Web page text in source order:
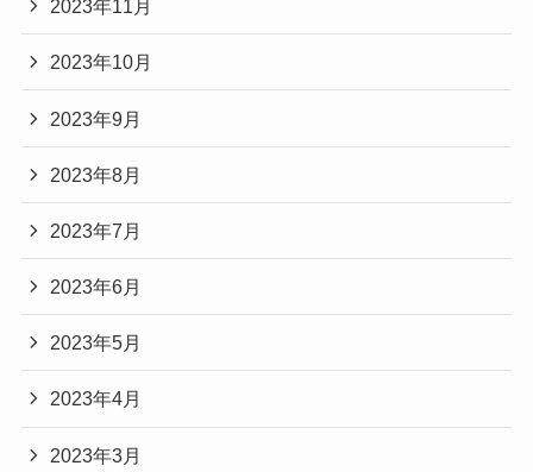
2023年11月
2023年10月
2023年9月
2023年8月
2023年7月
2023年6月
2023年5月
2023年4月
2023年3月